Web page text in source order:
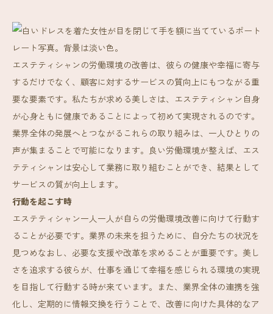
エステティシャンの労働環境の改善は、彼らの健康や幸福に寄与
するだけでなく、顧客に対するサービスの質向上にもつながる重
要な要素です。私たちが求める美しさは、エステティシャン自身
が心身ともに健康であることによって初めて実現されるのです。
業界全体の発展へとつながるこれらの取り組みは、一人ひとりの
声が集まることで可能になります。良い労働環境が整えば、エス
テティシャンは安心して業務に取り組むことができ、結果として
サービスの質が向上します。
行動を起こす時
エステティシャン一人一人が自らの労働環境改善に向けて行動す
ることが必要です。業界の未来を担うために、自分たちの状況を
見つめなおし、必要な支援や改革を求めることが重要です。美し
さを追求する彼らが、仕事を通じて幸福を感じられる環境の実現
を目指して行動する時が来ています。また、業界全体の連携を強
化し、定期的に情報交換を行うことで、改善に向けた具体的なア